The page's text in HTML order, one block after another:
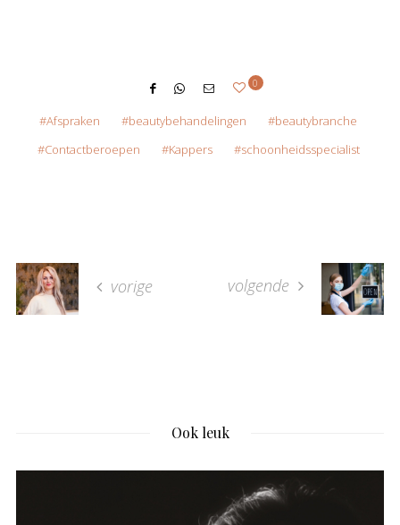
0
Afspraken beautybehandelingen
beautybranche
Contactberoepen
Kappers schoonheidsspecialist
vorige volgende
Ook leuk